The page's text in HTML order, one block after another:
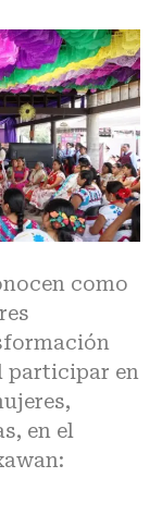
como
participar en
en el